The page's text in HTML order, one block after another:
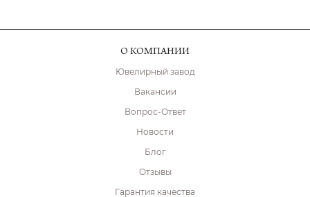
О КОМПАНИИ
Ювелирный завод
Вакансии
Вопрос-Ответ
Новости
Блог
Отзывы
Гарантия качества